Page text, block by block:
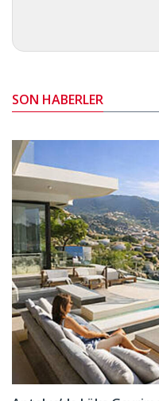
SON HABERLER